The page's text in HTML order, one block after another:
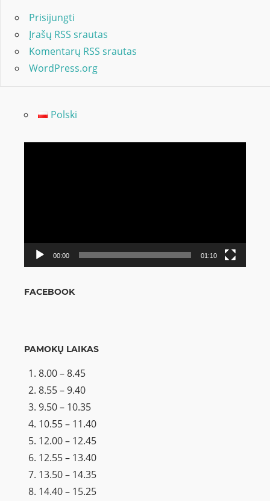
Prisijungti
Įrašų RSS srautas
Komentarų RSS srautas
WordPress.org
Polski
00:00 01:10
FACEBOOK
PAMOKŲ LAIKAS
8.00 – 8.45
8.55 – 9.40
9.50 – 10.35
10.55 – 11.40
12.00 – 12.45
12.55 – 13.40
13.50 – 14.35
14.40 – 15.25